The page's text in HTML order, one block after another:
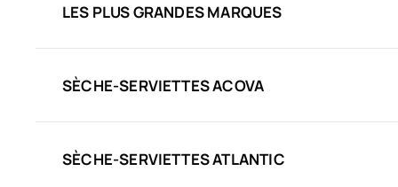
LES PLUS GRANDES MARQUES
SÈCHE-SERVIETTES ACOVA
SÈCHE-SERVIETTES ATLANTIC